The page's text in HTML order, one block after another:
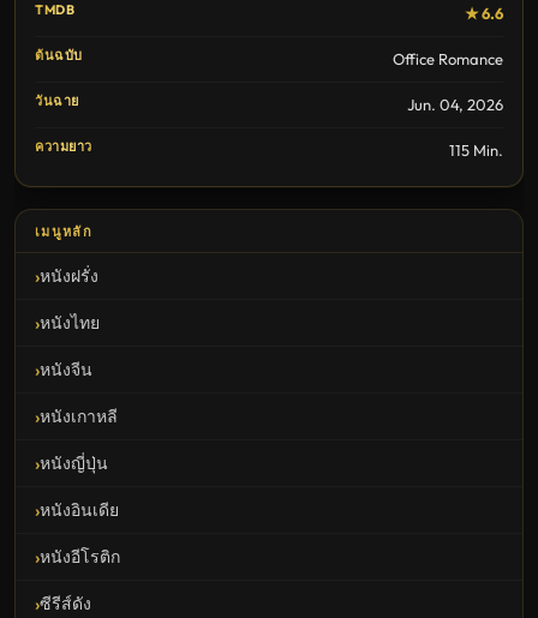
TMDB ★ 6.6
ต้นฉบับ Office Romance
วันฉาย Jun. 04, 2026
ความยาว 115 Min.
เมนูหลัก
หนังฝรั่ง
หนังไทย
หนังจีน
หนังเกาหลี
หนังญี่ปุ่น
หนังอินเดีย
หนังอีโรติก
ซีรีส์ดัง